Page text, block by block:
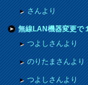
さんより
無線LAN機器変更で
つよしさんより
のりたまさんより
つよしさんより